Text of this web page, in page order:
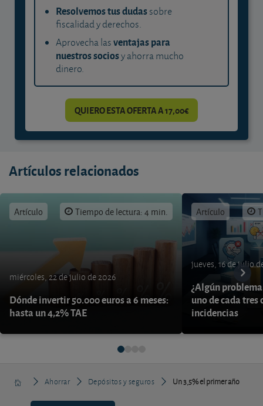
Resolvemos tus dudassobre
fiscalidad y derechos.
Aprovecha lasventajas para
nuestros sociosy ahorra mucho
dinero.
QUIERO ESTA OFERTA A 17,00€
Artículos relacionados
Artículo Tiempo de lectura: 4 min.
miércoles, 22 de julio de 2026
Dónde invertir 50.000 euros a 6 meses:
hasta un 4,2% TAE
Artículo
jueves, 16 de julio
¿Algún problema
uno de cada
incidencias
Ahorrar Depósitos y seguros Un 3,5% el primer año